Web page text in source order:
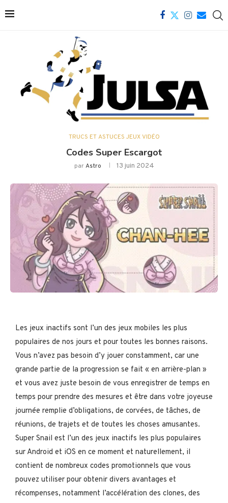
TRUCS ET ASTUCES JEUX VIDÉO
Codes Super Escargot
parAstro 13 juin 2024
Les jeux inactifs sont l’un des jeux mobiles les plus
populaires de nos jours et pour toutes les bonnes raisons.
Vous n’avez pas besoin d’y jouer constamment, car une
grande partie de la progression se fait « en arrière-plan »
et vous avez juste besoin de vous enregistrer de temps en
temps pour prendre des mesures et être dans votre joyeuse
journée remplie d’obligations, de corvées, de tâches, de
réunions, de trajets et de toutes les choses amusantes.
Super Snail est l’un des jeux inactifs les plus populaires
sur Android et iOS en ce moment et naturellement, il
contient de nombreux codes promotionnels que vous
pouvez utiliser pour obtenir divers avantages et
récompenses, notamment l’accélération des clones, des